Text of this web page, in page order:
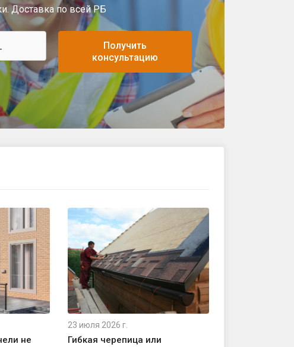
Доставка по всей РБ
Получить
консультацию
не
23 июля 2026 г.
Гибкая черепица или